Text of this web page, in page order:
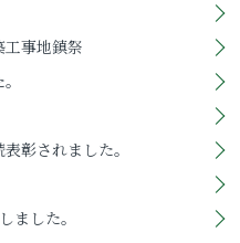
工事地鎮祭
彰されました。
ました。